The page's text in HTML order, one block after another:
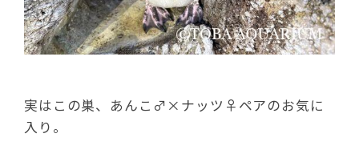
実はこの巣、あんこ♂×ナッツ♀ペアのお気に
入り。